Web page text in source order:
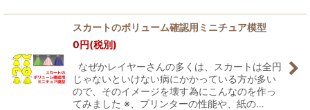
スカートのボリューム確認用ミニチュア模型
0円(税別)
なぜかレイヤーさんの多くは、スカートは全円
じゃないといけない病にかかっている方が多い
ので、そのイメージを壊す為にこんなのを作っ
てみました ※、プリンターの性能や、紙の…